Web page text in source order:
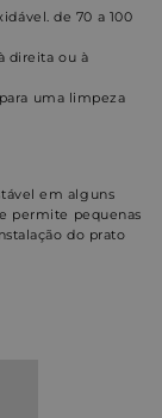
de 70 a 100
direita ou à
uma limpeza
em alguns
permite pequenas
do prato